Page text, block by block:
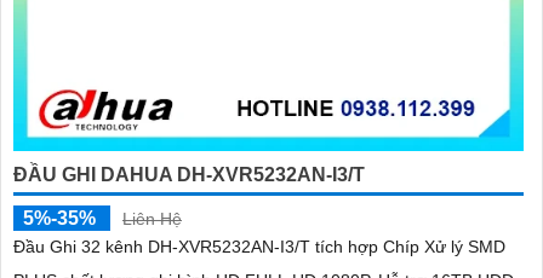
ĐẦU GHI DAHUA DH-XVR5232AN-I3/T
5%-35%
Liên Hệ
Đầu Ghi 32 kênh DH-XVR5232AN-I3/T tích hợp Chíp Xử lý SMD